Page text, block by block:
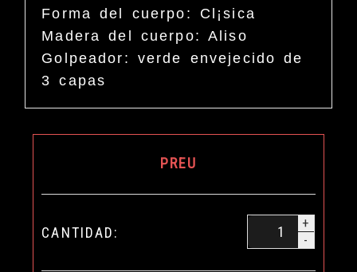
Forma del cuerpo: Cl¡sica
Madera del cuerpo: Aliso
Golpeador: verde envejecido de
3 capas
PREU
CANTIDAD:
+
-